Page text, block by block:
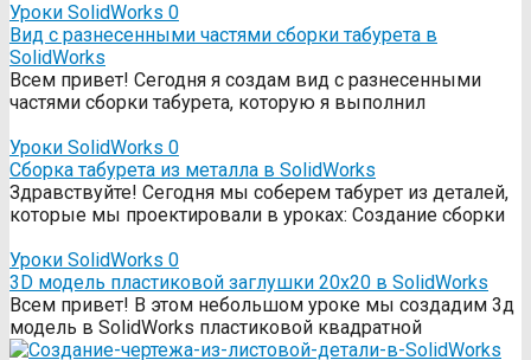
Уроки SolidWorks 0
Вид с разнесенными частями сборки табурета в
SolidWorks
Всем привет! Сегодня я создам вид с разнесенными
частями сборки табурета, которую я выполнил
Уроки SolidWorks 0
Сборка табурета из металла в SolidWorks
Здравствуйте! Сегодня мы соберем табурет из деталей,
которые мы проектировали в уроках: Создание сборки
Уроки SolidWorks 0
3D модель пластиковой заглушки 20х20 в SolidWorks
Всем привет! В этом небольшом уроке мы создадим 3д
модель в SolidWorks пластиковой квадратной